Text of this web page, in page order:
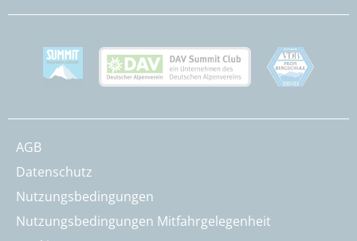
AGB
Datenschutz
Nutzungsbedingungen
Nutzungsbedingungen Mitfahrgelegenheit